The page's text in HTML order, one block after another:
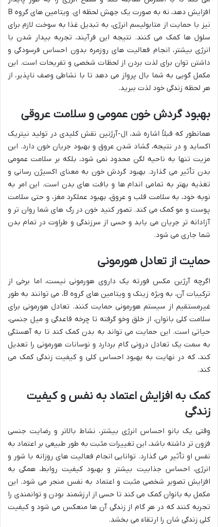
افزایش دهد، نه به صورت یک جهش لحظه ای. ویتامین های گروه B
نیز با حمایت از متابولیسم انرژی، به تبدیل غذا به سوخت لازم برای
سلول ها کمک می کنند. نتیجه این فرآیند، تجربه بیدار شدن با
انرژی بیشتر، انجام فعالیت های روزمره بدون احساس فرسودگی و
داشتن توان برای لذت بردن از لحظات شخصی و تفریحات است. این
مکمل گویی به شما بال پرواز می دهد تا با نشاطی وصف ناپذیر، از
هر لحظه زندگی خود لذت ببرید.
بهبود گردش خون عمومی و سلامت عروقی
همانطور که قبلاً اشاره شد، ال-آرژنین نقش کلیدی در تولید نیتریک
اکساید و در نتیجه، گشاد شدن عروق و بهبود جریان خون دارد. این
مزیت تنها به ناحیه لگن محدود نمی شود، بلکه بر سلامت عمومی
بدن تأثیر می گذارد. بهبود گردش خون به معنای اکسیژن رسانی و
تغذیه بهتر به تمامی اندام ها و بافت های بدن است. این امر به
نوبه خود، به سلامت قلب و عروق، بهبود عملکرد مغز، و حتی سلامت
پوست و مو کمک می کند. تصور کنید خون در رگ های شما روان تر و
آزادانه تر جریان می یابد و حسی از سرزندگی و طراوت در تمام بدن
شما جاری می شود.
حمایت از تعادل هورمونی
اگرچه آرژین مکس فورته یک داروی هورمونی نیست، اما برخی از
ترکیبات آن، به ویژه زینک و ویتامین های گروه B، می توانند به طور
غیرمستقیم از سیستم هورمونی حمایت کنند. تعادل هورمونی برای
سلامت کلی بانوان، از خلق وخو گرفته تا چرخه قاعدگی و میل جنسی،
حیاتی است. این حمایت می تواند به بدن کمک کند تا به آهستگی
به سمت یک تعادل درونی گام بردارد و نوسانات هورمونی را تعدیل
کند، که در نهایت به بهبود احساس کلی و کیفیت زندگی کمک می
کند.
کمک به افزایش اعتماد به نفس و کیفیت
زندگی
وقتی یک بانو احساس انرژی بیشتر، نشاط بالاتر و رضایت جنسی
فزون تر داشته باشد، این تغییرات مثبت به طور طبیعی بر اعتماد به
نفس او تأثیر می گذارد. توانایی انجام فعالیت های روزانه با شور و
انرژی، احساس جذابیت بیشتر و بهبود کیفیت روابط، همگی به
افزایش تصویر شخصی مثبت و اعتماد به نفس منجر می شود. این
مکمل به بانوان کمک می کند تا حسی از ارزشمند بودن و توانمندی را
تجربه کنند که در هر گام از زندگی آن ها منعکس می شود و کیفیت
کلی زندگی شان را ارتقاء می بخشد.